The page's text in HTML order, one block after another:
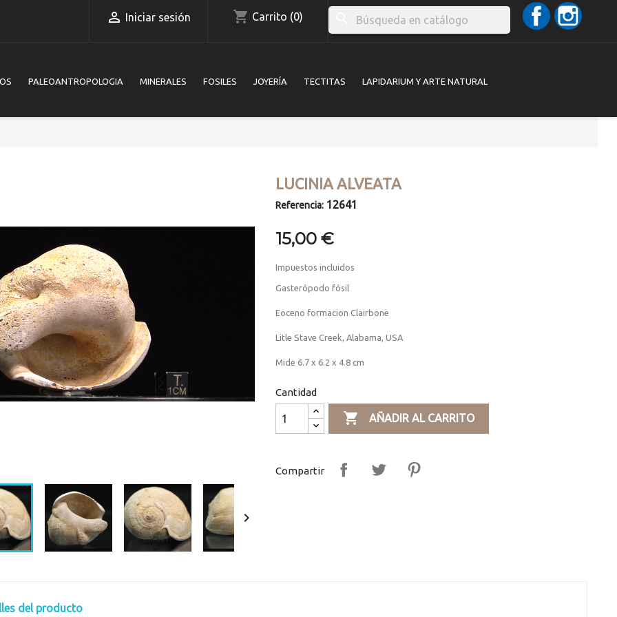
 Iniciar sesión shopping_cart Carrito (0)
Facebook
PALEOANTROPOLOGIA MINERALES FOSILES JOYERÍA TECTITAS LAPIDARIUM Y ARTE NATURAL

LUCINIA ALVEATA
Referencia: 12641
15,00 €
Impuestos incluidos
Gasterópodo fósil
Eoceno formacion Clairbone
Litle Stave Creek, Alabama, USA
Mide 6.7 x 6.2 x 4.8 cm
Cantidad
 AÑADIR AL CARRITO
Compartir
del producto